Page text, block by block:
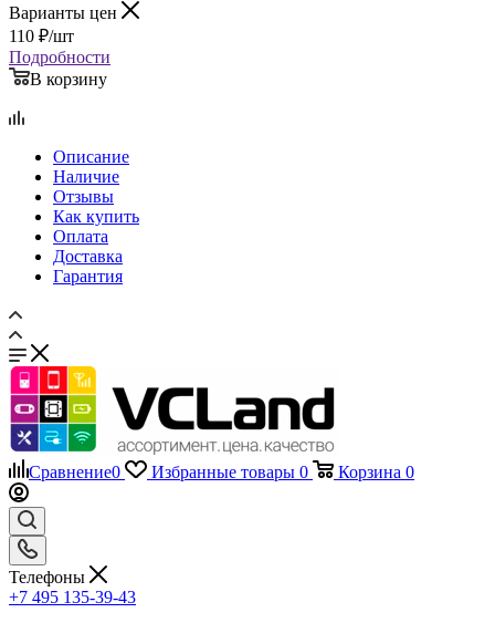
Варианты цен
110 ₽/шт
Подробности
В корзину
Описание
Наличие
Отзывы
Как купить
Оплата
Доставка
Гарантия
Сравнение0 Избранные товары 0 Корзина 0
Телефоны
+7 495 135-39-43